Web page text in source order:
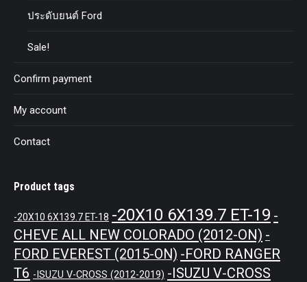
ประดับยนต์ Ford
Sale!
Confirm payment
My account
Contact
Product tags
-20X10 6X139.7 ET-18 -20X10 6X139.7 ET-19 -
CHEVE ALL NEW COLORADO (2012-ON) -
FORD EVEREST (2015-ON) -FORD RANGER
T6 -ISUZU V-CROSS (2012-2019) -ISUZU V-CROSS